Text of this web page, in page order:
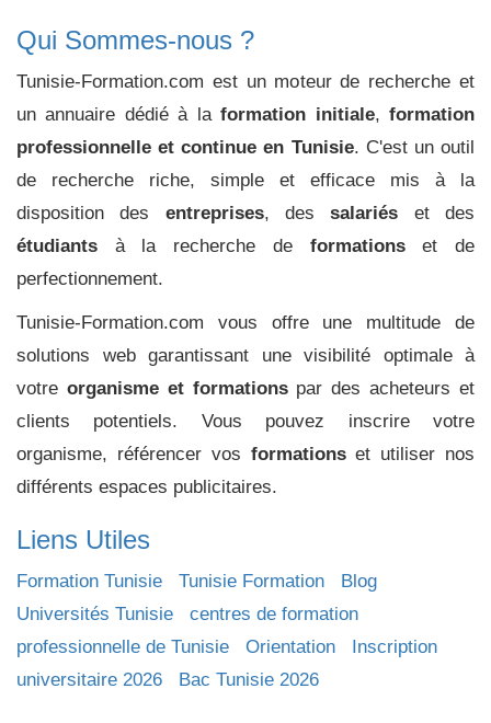
Qui Sommes-nous ?
Tunisie-Formation.com est un moteur de recherche et
un annuaire dédié à laformation initiale,formation
professionnelle et continue en Tunisie. C'est un outil
de recherche riche, simple et efficace mis à la
disposition des entreprises, dessalariés et des
étudiants à la recherche de formationset de
perfectionnement.
Tunisie-Formation.com vous offre une multitude de
solutions web garantissant une visibilité optimale à
votre organisme et formationspar des acheteurs et
clients potentiels. Vous pouvez inscrire votre
organisme, référencer vos formationset utiliser nos
différents espaces publicitaires.
Liens Utiles
Formation Tunisie Tunisie Formation
Blog
Universités Tunisie
centres de formation
professionnelle de Tunisie
Orientation
Inscription
universitaire 2026
Bac Tunisie 2026